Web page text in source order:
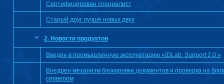
Сертифицирован специалист
Старый друг лучше новых двух
2. Новости продуктов
Введен в промышленную эксплуатацию «IDLab. Support 2.0 »
Внедрен механизм блокировки документов и проверка на
сервером